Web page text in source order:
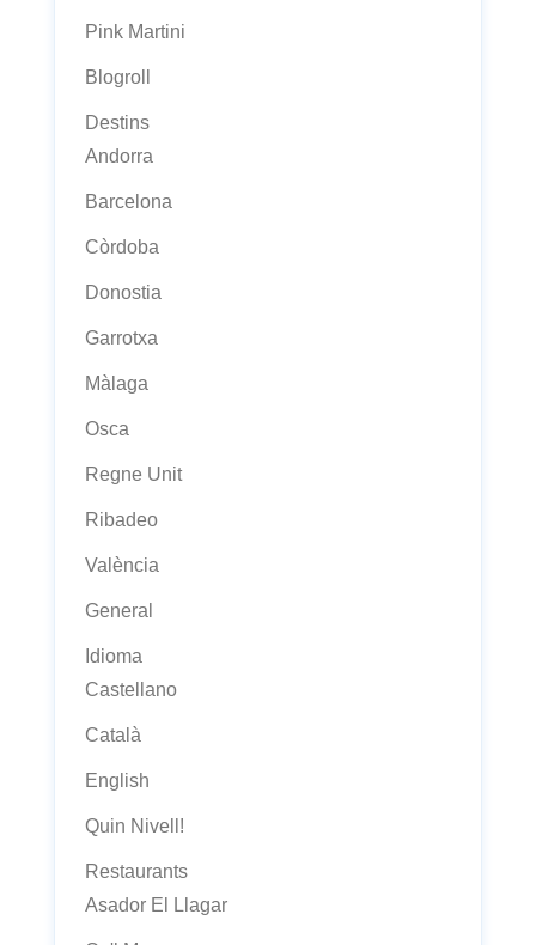
Pink Martini
Blogroll
Destins
Andorra
Barcelona
Còrdoba
Donostia
Garrotxa
Màlaga
Osca
Regne Unit
Ribadeo
València
General
Idioma
Castellano
Català
English
Quin Nivell!
Restaurants
Asador El Llagar